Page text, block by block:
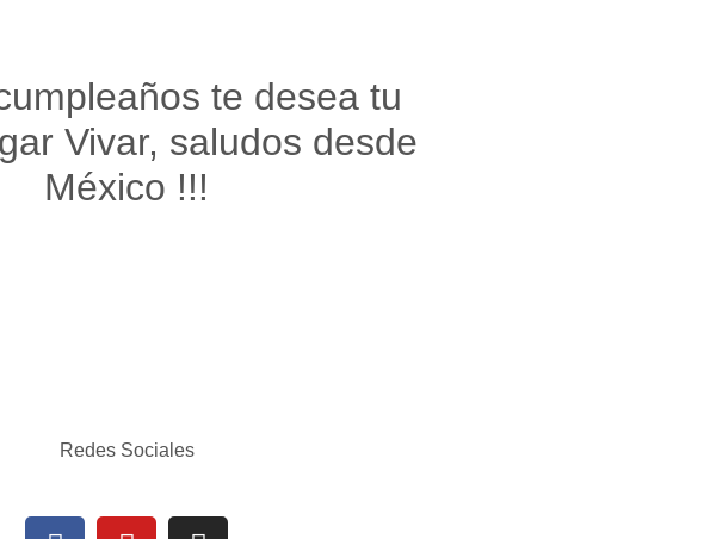
cumpleaños te desea tu
Vivar, saludos desde
México !!!
Redes Sociales